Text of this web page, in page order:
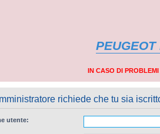
PEUGEOT
IN CASO DI
richiede che tu sia
utente: